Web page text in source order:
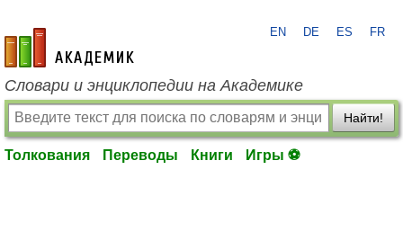
academic.ru
EN DE ES FR
Словари и энциклопедии на Академике
Найти!
Толкования Переводы Книги Игры ⚽